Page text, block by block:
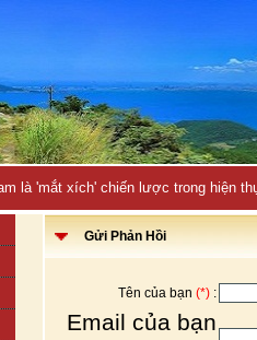
là 'mắt xích' chiến lược trong hiện
Gửi Phản Hồi
Tên của bạn (*) :
Email của bạn